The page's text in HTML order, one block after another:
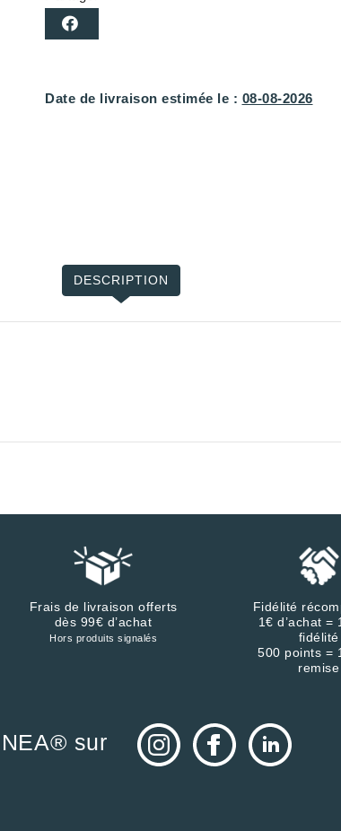
Date de livraison estimée le : 08-08-2026
DESCRIPTION
Frais de livraison offerts
dès 99€ d’achat
Hors produits signalés
Fidélité
1€ d’achat =
fidélité
500 points =
remise
sur